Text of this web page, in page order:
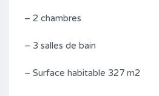
– 2 chambres
– 3 salles de bain
– Surface habitable 327 m2